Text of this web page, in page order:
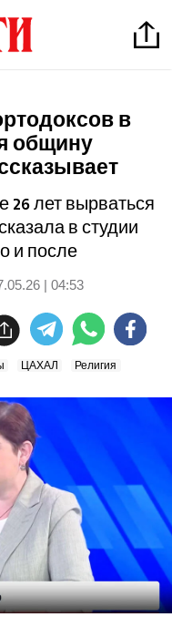
в
общину
лет вырваться
в студии
и после
| 04:53
ЦАХАЛ Религия